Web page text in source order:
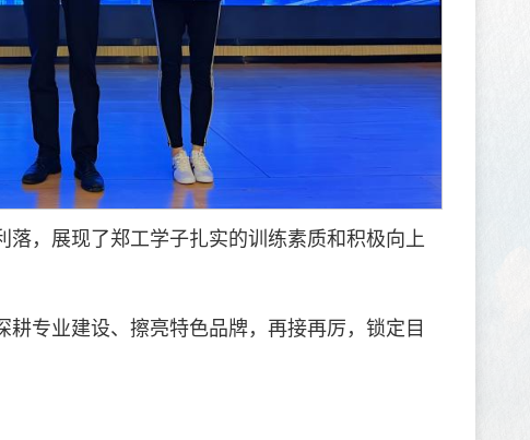
，展现了郑工学子扎实的训练素质和积极向上
专业建设、擦亮特色品牌，再接再厉，锁定目